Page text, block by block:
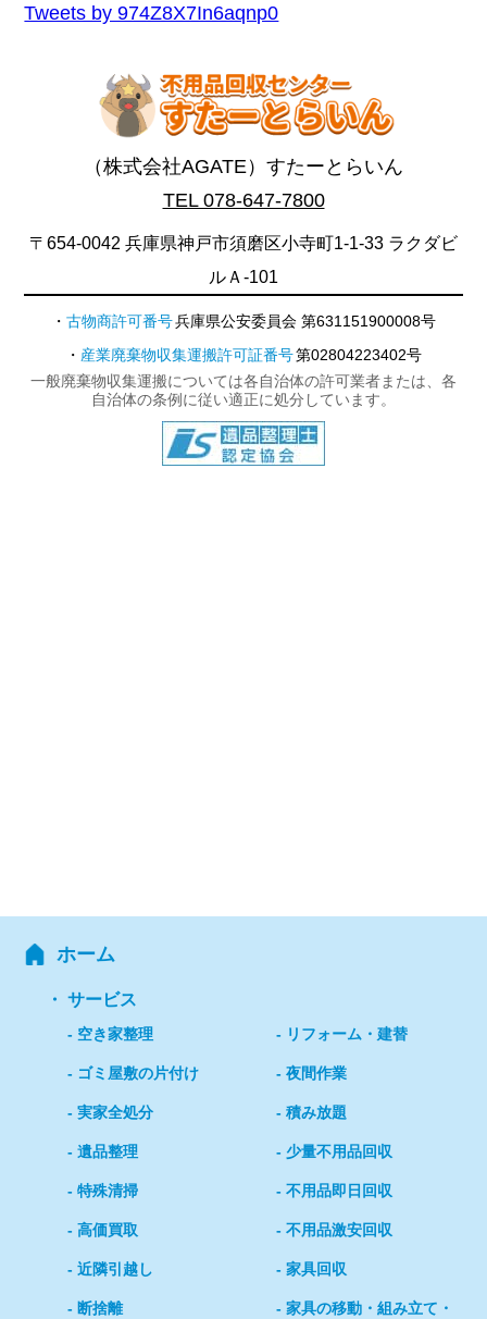
Tweets by 974Z8X7In6aqnp0
（株式会社AGATE）すたーとらいん
TEL 078-647-7800
〒654-0042 兵庫県神戸市須磨区小寺町1-1-33 ラクダビ
ルＡ-101
古物商許可番号兵庫県公安委員会 第631151900008号
産業廃棄物収集運搬許可証番号第02804223402号
一般廃棄物収集運搬については各自治体の許可業者または、各
自治体の条例に従い適正に処分しています。
ホーム
サービス
空き家整理
ゴミ屋敷の片付け
実家全処分
遺品整理
特殊清掃
高価買取
近隣引越し
断捨離
リフォーム・建替
夜間作業
積み放題
少量不用品回収
不用品即日回収
不用品激安回収
家具回収
家具の移動・組み立て・